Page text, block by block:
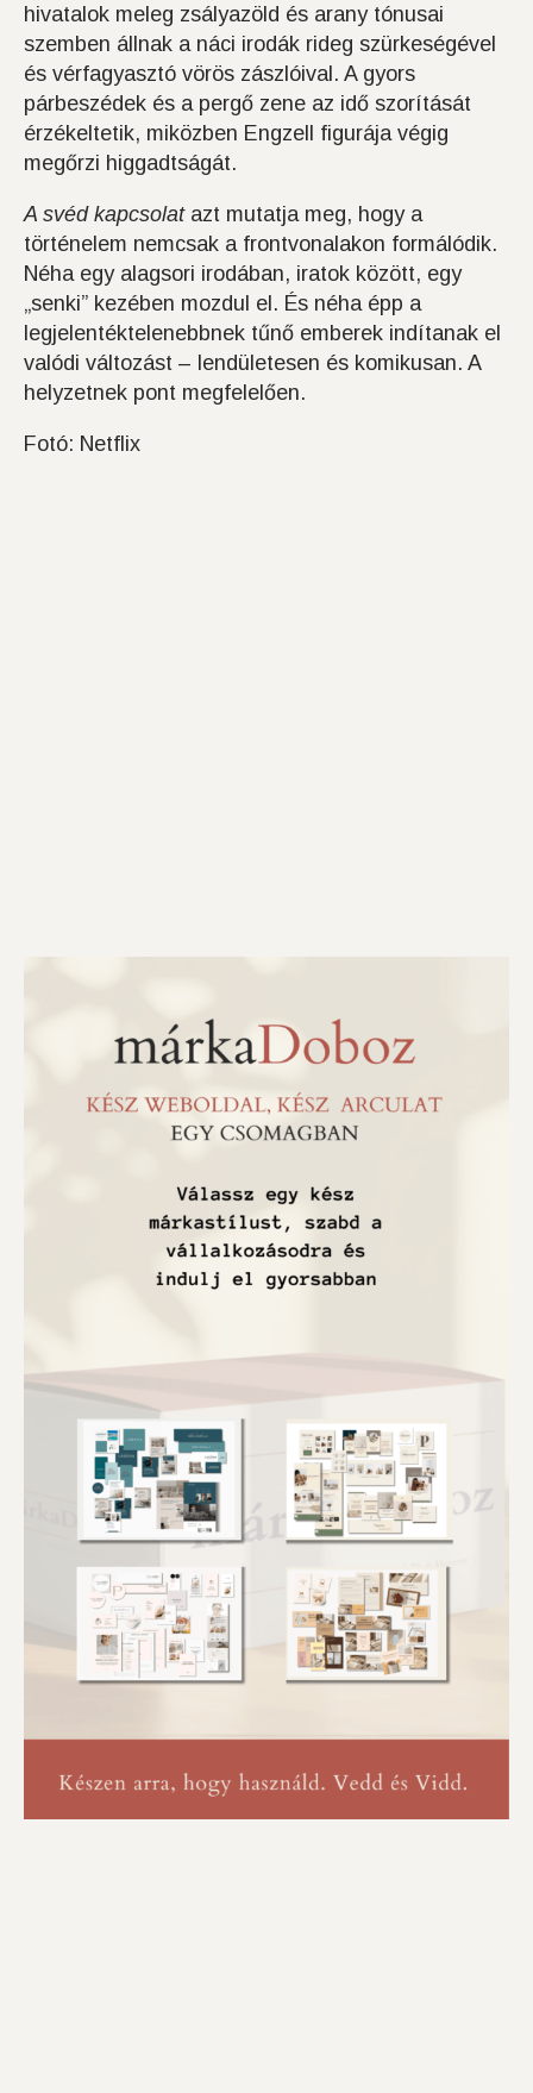
hivatalok meleg zsályazöld és arany tónusai
szemben állnak a náci irodák rideg szürkeségével
és vérfagyasztó vörös zászlóival. A gyors
párbeszédek és a pergő zene az idő szorítását
érzékeltetik, miközben Engzell figurája végig
megőrzi higgadtságát.
A svéd kapcsolatazt mutatja meg, hogy a
történelem nemcsak a frontvonalakon formálódik.
Néha egy alagsori irodában, iratok között, egy
„senki” kezében mozdul el. És néha épp a
legjelentéktelenebbnek tűnő emberek indítanak el
valódi változást – lendületesen és komikusan. A
helyzetnek pont megfelelően.
Fotó: Netflix